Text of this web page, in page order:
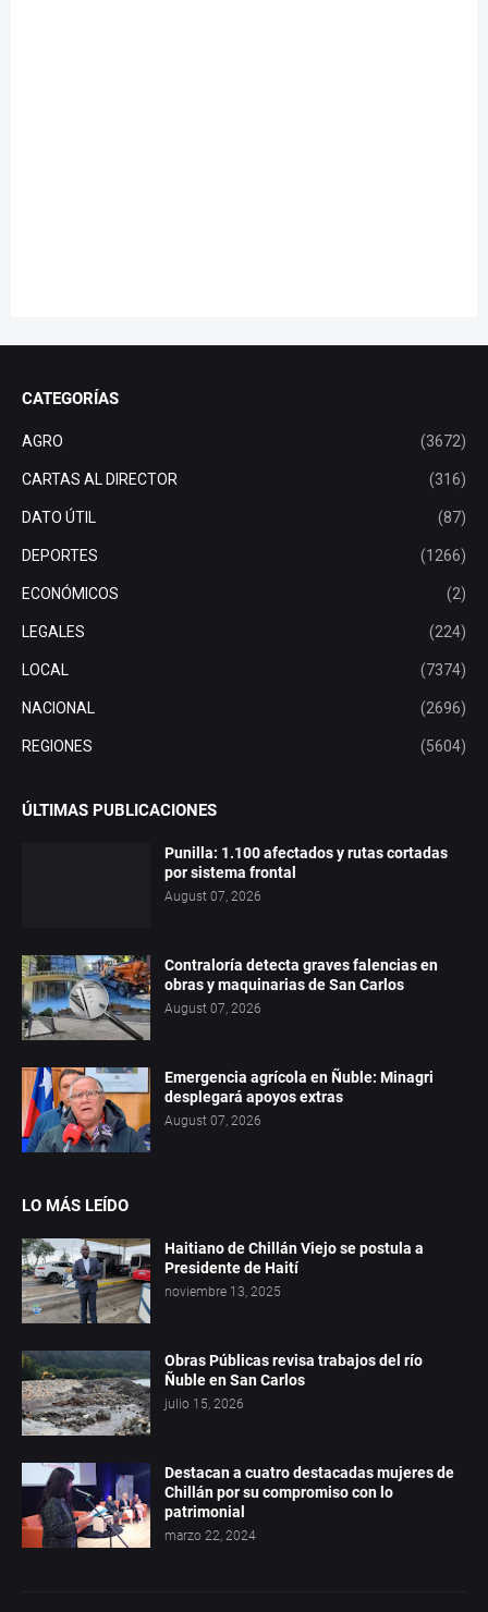
CATEGORÍAS
AGRO (3672)
CARTAS AL DIRECTOR (316)
DATO ÚTIL (87)
DEPORTES (1266)
ECONÓMICOS (2)
LEGALES (224)
LOCAL (7374)
NACIONAL (2696)
REGIONES (5604)
ÚLTIMAS PUBLICACIONES
Punilla: 1.100 afectados y rutas cortadas
por sistema frontal
August 07, 2026
Contraloría detecta graves falencias en
obras y maquinarias de San Carlos
August 07, 2026
Emergencia agrícola en Ñuble: Minagri
desplegará apoyos extras
August 07, 2026
LO MÁS LEÍDO
Haitiano de Chillán Viejo se postula a
Presidente de Haití
noviembre 13, 2025
Obras Públicas revisa trabajos del río
Ñuble en San Carlos
julio 15, 2026
Destacan a cuatro destacadas mujeres de
Chillán por su compromiso con lo
patrimonial
marzo 22, 2024